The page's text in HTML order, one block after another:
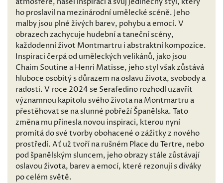
ho proslavil na mezinárodní umělecké scéně. Jeho
malby jsou plné živých barev, pohybu a emocí. V
obrazech zachycuje hudební a taneční scény,
každodenní život Montmartru i abstraktní kompozice.
Inspiraci čerpá od uměleckých velikánů, jako jsou
Chaim Soutine a Henri Matisse, jeho styl však zůstává
hluboce osobitý s důrazem na oslavu života, svobody a
radosti. V roce 2024 se Serafedino rozhodl uzavřít
významnou kapitolu svého života na Montmartru a
přestěhovat se na slunné pobřeží Španělska. Tato
změna mu přinesla novou inspiraci, kterou nyní
promítá do své tvorby obohacené o zážitky z nového
prostředí. Ať už tvoří na rušném Place du Tertre, nebo
pod španělským sluncem, jeho obrazy stále zůstávají
oslavou života, barev a emocí, které rezonují s diváky
po celém světě.